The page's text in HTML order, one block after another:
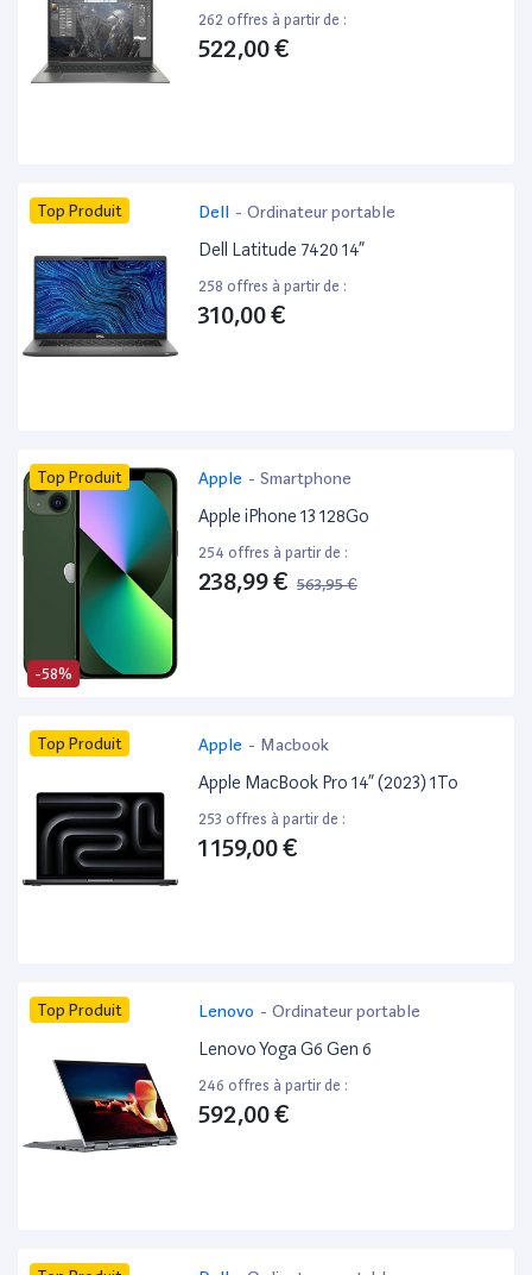
262 offres à partir de :
522,00 €
Top Produit Dell - Ordinateur portable
Dell Latitude 7420 14”
258 offres à partir de :
310,00 €
-58%
Top Produit Apple - Smartphone
Apple iPhone 13 128Go
254 offres à partir de :
238,99 € 563,95 €
Top Produit Apple - Macbook
Apple MacBook Pro 14” (2023) 1To
253 offres à partir de :
1 159,00 €
Top Produit Lenovo - Ordinateur portable
Lenovo Yoga G6 Gen 6
246 offres à partir de :
592,00 €